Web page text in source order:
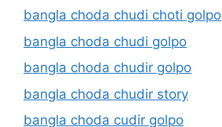
bangla choda chudi choti golpo
bangla choda chudi golpo
bangla choda chudir golpo
bangla choda chudir story
bangla choda cudir golpo